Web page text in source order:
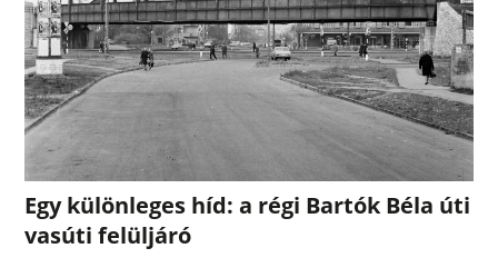
Egy különleges híd: a régi Bartók Béla úti
vasúti felüljáró